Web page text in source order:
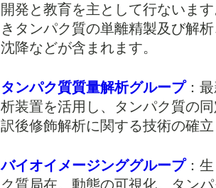
開発と教育を主として行ないま
きタンパク質の単離精製及び解
沈降などが含まれます。
タンパク質質量解析グループ：
析装置を活用し、タンパク質の
訳後修飾解析に関する技術の確
バイオイメージンググループ：
ク質局在、動態の可視化、タン